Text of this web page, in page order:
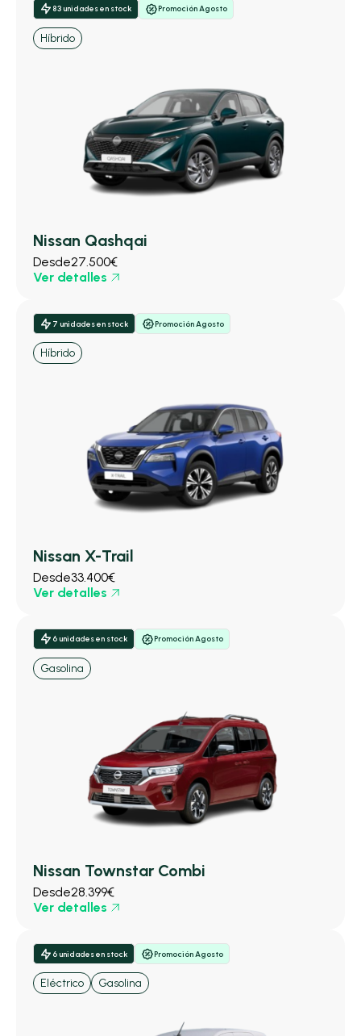
83 unidades en stock Promoción Agosto
Híbrido
Nissan Qashqai
Desde27.500€
Ver detalles
7 unidades en stock Promoción Agosto
Híbrido
Nissan X-Trail
Desde33.400€
Ver detalles
6 unidades en stock Promoción Agosto
Gasolina
Nissan Townstar Combi
Desde28.399€
Ver detalles
6 unidades en stock Promoción Agosto
Eléctrico Gasolina